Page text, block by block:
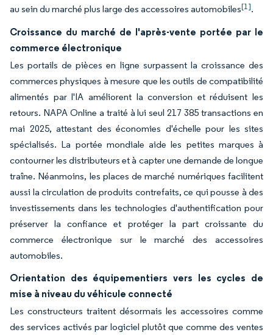
au sein du marché plus large des accessoires automobiles[1].
Croissance du marché de l'après-vente portée par le
commerce électronique
Les portails de pièces en ligne surpassent la croissance des
commerces physiques à mesure que les outils de compatibilité
alimentés par l'IA améliorent la conversion et réduisent les
retours. NAPA Online a traité à lui seul 217 385 transactions en
mai 2025, attestant des économies d'échelle pour les sites
spécialisés. La portée mondiale aide les petites marques à
contourner les distributeurs et à capter une demande de longue
traîne. Néanmoins, les places de marché numériques facilitent
aussi la circulation de produits contrefaits, ce qui pousse à des
investissements dans les technologies d'authentification pour
préserver la confiance et protéger la part croissante du
commerce électronique sur le marché des accessoires
automobiles.
Orientation des équipementiers vers les cycles de
mise à niveau du véhicule connecté
Les constructeurs traitent désormais les accessoires comme
des services activés par logiciel plutôt que comme des ventes